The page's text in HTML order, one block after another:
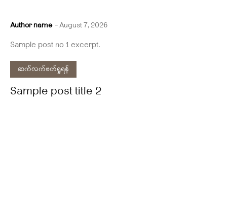
Author name -August 7, 2026
Sample post no 1 excerpt.
ဆက်လက်ဖတ်ရှုရန်
Sample post title 2